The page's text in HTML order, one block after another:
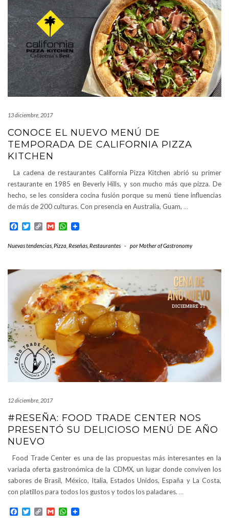
13 diciembre, 2017
CONOCE EL NUEVO MENÚ DE
TEMPORADA DE CALIFORNIA PIZZA
KITCHEN
La cadena de restaurantes California Pizza Kitchen abrió su primer
restaurante en 1985 en Beverly Hills, y son mucho más que pizza. De
hecho, se les considera cocina fusión porque su menú tiene influencias
de más de 200 culturas. Con presencia en Australia, Guam, …
Facebook
TwitterCopyGmailWhatsApp
Nuevas tendencias Pizza Reseñas Restaurantes - porMother of Gastronomy
12 diciembre, 2017
#RESEÑA: FOOD TRADE CENTER NOS
PRESENTÓ SU DELICIOSO MENÚ DE AÑO
NUEVO
Food Trade Center es una de las propuestas más interesantes en la
variada oferta gastronómica de la CDMX, un lugar donde conviven los
sabores de Brasil, México, Italia, Estados Unidos, España y La Costa,
con platillos para todos los gustos y todos los paladares. …
Facebook
TwitterCopyGmailWhatsApp